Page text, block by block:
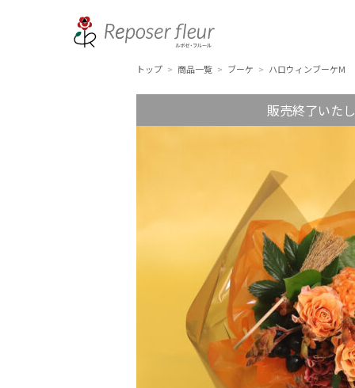
トップ > 商品一覧 > ブーケ > ハロウィンブーケM
販売終了いた